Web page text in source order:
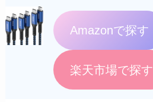
Amazonで探す
楽天市場で探す